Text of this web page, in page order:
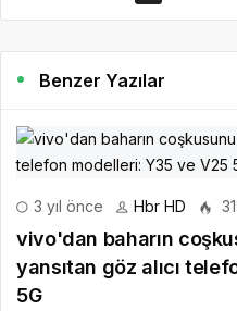
Benzer Yazılar
3 yıl önce Hbr HD
vivo'dan baharın
yansıtan göz alıcı
5G